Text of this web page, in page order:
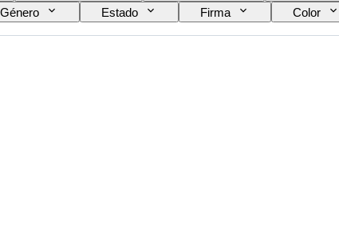
Género Estado Firma Color